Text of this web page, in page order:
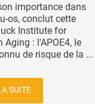
importance dans
os, conclut cette
Institute for
Aging : l'APOE4, le
de risque de la ...
SUITE